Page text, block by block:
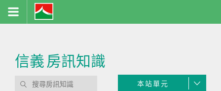
信義房訊知識
本站單元